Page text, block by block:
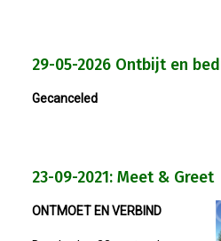
Nieuws
29-05-2026 Ontbijt en
Gecanceled
23-09-2021: Meet & Greet
ONTMOET EN VERBIND